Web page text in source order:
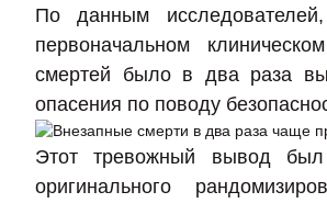
По данным
первоначальном
смертей было в два раза
опасения по поводу
Этот тревожный вывод
оригинального